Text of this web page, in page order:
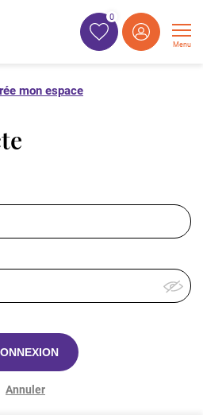
0
Menu
mon espace
Annuler